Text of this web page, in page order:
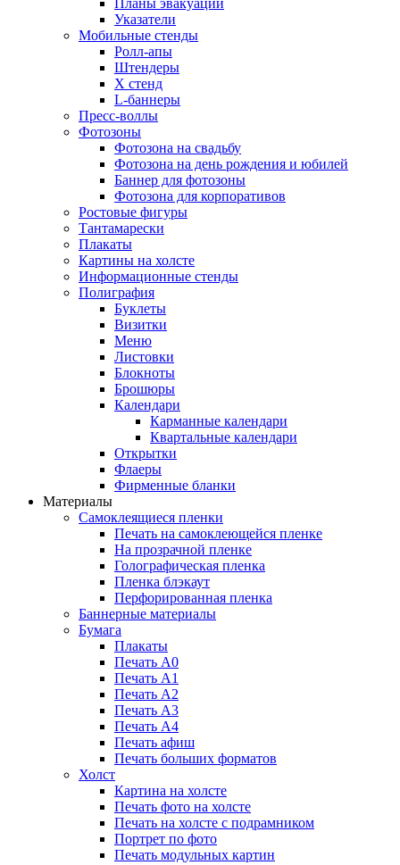
Планы эвакуации
Указатели
Мобильные стенды
Ролл-апы
Штендеры
Х стенд
L-баннеры
Пресс-воллы
Фотозоны
Фотозона на свадьбу
Фотозона на день рождения и юбилей
Баннер для фотозоны
Фотозона для корпоративов
Ростовые фигуры
Тантамарески
Плакаты
Картины на холсте
Информационные стенды
Полиграфия
Буклеты
Визитки
Меню
Листовки
Блокноты
Брошюры
Календари
Карманные календари
Квартальные календари
Открытки
Флаеры
Фирменные бланки
Материалы
Самоклеящиеся пленки
Печать на самоклеющейся пленке
На прозрачной пленке
Голографическая пленка
Пленка блэкаут
Перфорированная пленка
Баннерные материалы
Бумага
Плакаты
Печать А0
Печать А1
Печать А2
Печать А3
Печать А4
Печать афиш
Печать больших форматов
Холст
Картина на холсте
Печать фото на холсте
Печать на холсте с подрамником
Портрет по фото
Печать модульных картин